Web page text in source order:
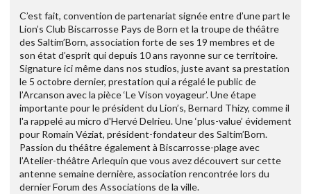
C’est fait, convention de partenariat signée entre d’une part le
Lion’s Club Biscarrosse Pays de Born et la troupe de théâtre
des Saltim’Born, association forte de ses 19 membres et de
son état d’esprit qui depuis 10 ans rayonne sur ce territoire.
Signature ici même dans nos studios, juste avant sa prestation
le 5 octobre dernier, prestation qui a régalé le public de
l’Arcanson avec la pièce ‘Le Vison voyageur’. Une étape
importante pour le président du Lion’s, Bernard Thizy, comme il
l'a rappelé au micro d'Hervé Delrieu. Une ‘plus-value’ évidement
pour Romain Véziat, président-fondateur des Saltim’Born.
Passion du théâtre également à Biscarrosse-plage avec
l’Atelier-théâtre Arlequin que vous avez découvert sur cette
antenne semaine dernière, association rencontrée lors du
dernier Forum des Associations de la ville.